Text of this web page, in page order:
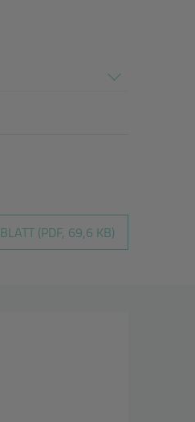
(PDF, 69,6 KB)